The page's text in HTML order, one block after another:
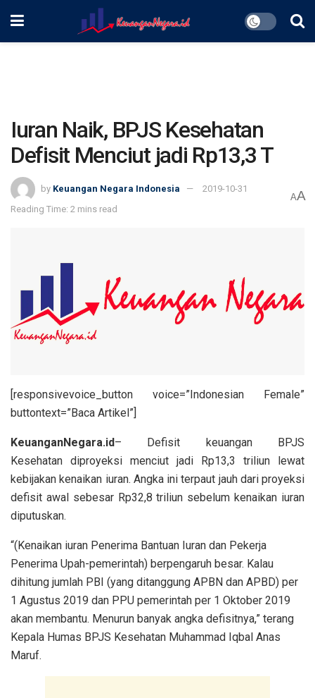
Iuran Naik, BPJS Kesehatan
Defisit Menciut jadi Rp13,3 T
by Keuangan Negara Indonesia
2019-10-31
Reading Time: 2 mins read
AA
[responsivevoice_button voice=”Indonesian Female”
buttontext=”Baca Artikel”]
KeuanganNegara.id– Defisit keuangan BPJS
Kesehatan diproyeksi menciut jadi Rp13,3 triliun lewat
kebijakan kenaikan iuran. Angka ini terpaut jauh dari proyeksi
defisit awal sebesar Rp32,8 triliun sebelum kenaikan iuran
diputuskan.
“(Kenaikan iuran Penerima Bantuan Iuran dan Pekerja
Penerima Upah-pemerintah) berpengaruh besar. Kalau
dihitung jumlah PBI (yang ditanggung APBN dan APBD) per
1 Agustus 2019 dan PPU pemerintah per 1 Oktober 2019
akan membantu. Menurun banyak angka defisitnya,” terang
Kepala Humas BPJS Kesehatan Muhammad Iqbal Anas
Maruf.